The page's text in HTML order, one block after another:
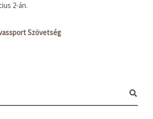
2-án.
Szövetség